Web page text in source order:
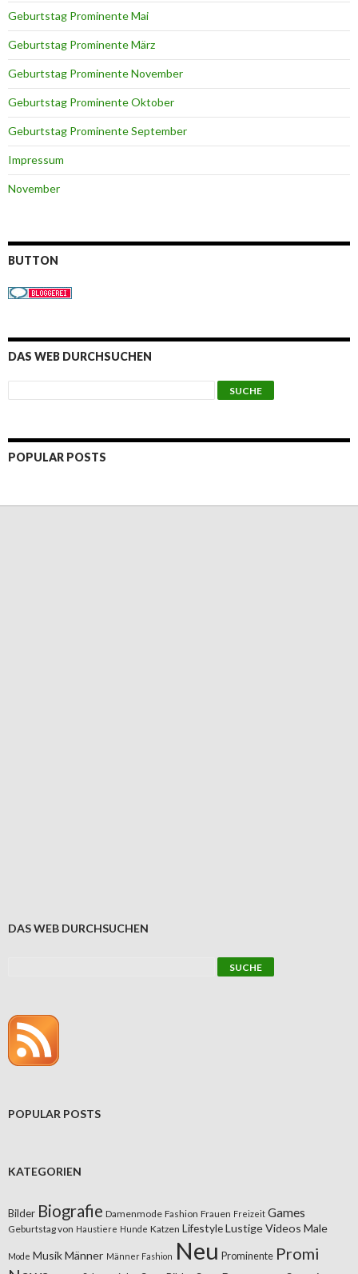
Geburtstag Prominente Mai
Geburtstag Prominente März
Geburtstag Prominente November
Geburtstag Prominente Oktober
Geburtstag Prominente September
Impressum
November
BUTTON
DAS WEB DURCHSUCHEN
POPULAR POSTS
DAS WEB DURCHSUCHEN
POPULAR POSTS
KATEGORIEN
Bilder Biografie Damenmode Fashion Frauen Freizeit Games
Geburtstag von Haustiere Hunde Katzen LifestyleLustige Videos Male
Mode MusikMänner Männer Fashion Neu Prominente Promi